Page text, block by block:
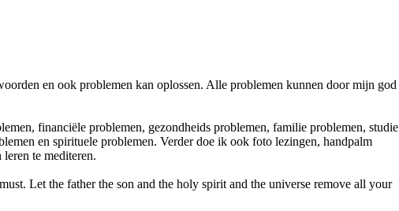
en ook problemen kan oplossen. Alle problemen kunnen door mijn god
financiële problemen, gezondheids problemen, familie problemen, studie
en spirituele problemen. Verder doe ik ook foto lezingen, handpalm
te mediteren.
Let the father the son and the holy spirit and the universe remove all your